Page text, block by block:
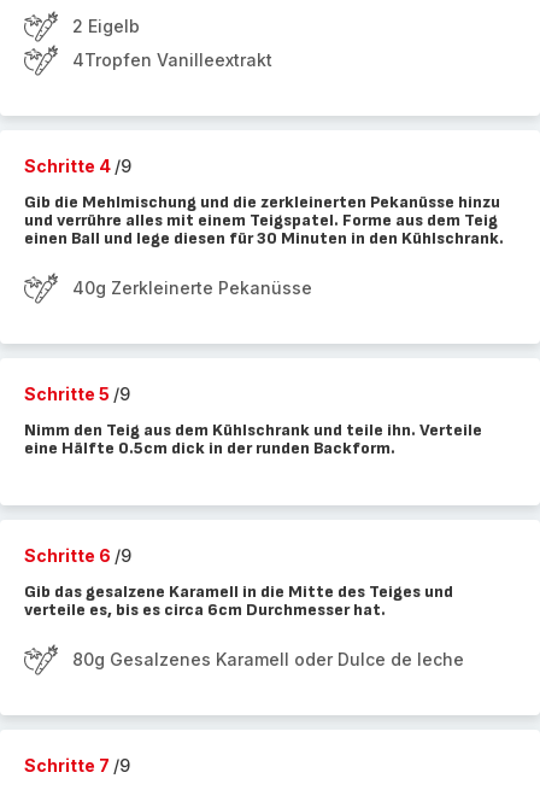
2 Eigelb
4Tropfen Vanilleextrakt
Schritte 4 /9
Gib die Mehlmischung und die zerkleinerten Pekanüsse hinzu
und verrühre alles mit einem Teigspatel. Forme aus dem Teig
einen Ball und lege diesen für 30 Minuten in den Kühlschrank.
40g Zerkleinerte Pekanüsse
Schritte 5 /9
Nimm den Teig aus dem Kühlschrank und teile ihn. Verteile
eine Hälfte 0.5cm dick in der runden Backform.
Schritte 6 /9
Gib das gesalzene Karamell in die Mitte des Teiges und
verteile es, bis es circa 6cm Durchmesser hat.
80g Gesalzenes Karamell oder Dulce de leche
Schritte 7 /9